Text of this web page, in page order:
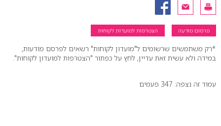
פרסום מודעה הצטרפות למועדות לקוחות
*רק משתמשים שרשומים ל"מועדון לקוחות" רשאים לפרסם מודעות,
במידה ולא עשית זאת עדיין, לחץ על כפתור "הצטרפות למועדון לקוחות".
עמוד זה נצפה: 347 פעמים